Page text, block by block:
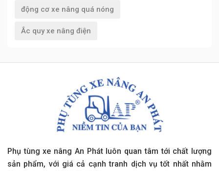
động cơ xe nâng quá nóng
Ắc quy xe nâng điện
Phụ tùng xe nâng An Phát luôn quan tâm tới chất lượng
sản phẩm, với giá cả cạnh tranh dịch vụ tốt nhất nhằm